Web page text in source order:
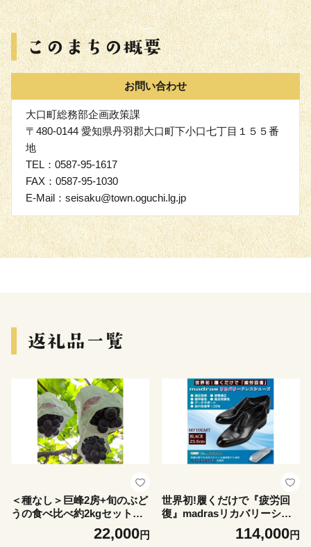
お問い合わせ
大口町総務部企画政策課
〒480-0144 愛知県丹羽郡大口町下小口七丁目１５５番
地
TEL：0587-95-1617
FAX：0587-95-1030
E-Mail：seisaku@town.oguchi.lg.jp
＜種なし＞巨峰2房+旬のぶど
うの食べ比べ約2kgセット【1
22,000円
世界初!履くだけで『疲労回
復』madrasリカバリーシュ
ーズ M710GMT ブラック 25.
5cm【1722802】114,000円